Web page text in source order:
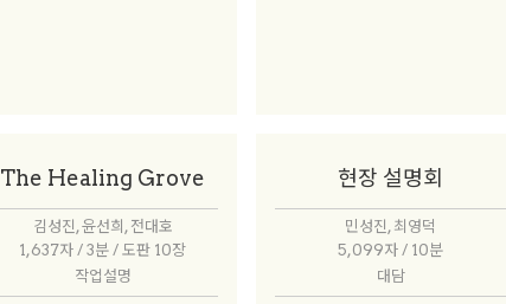
The Healing Grove
김성진, 윤선희, 전대호
1,637자 / 3분 / 도판 10장
작업설명
현장 설명회
민성진, 최영덕
5,099자 / 10분
대담